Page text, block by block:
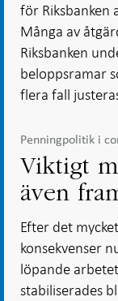
för Riksbanken
Många av
Riksbanken
beloppsramar
flera fall
Penningpolitik i
Viktigt
även
Efter det
konsekvenser
löpande
stabiliserades